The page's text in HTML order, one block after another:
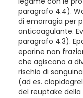
paragrafo 4.4).
di emorragia per
anticoagulante.
paragrafo 4.3).
eparine non
che agiscono a
rischio di
(ad es.
del reuptake della